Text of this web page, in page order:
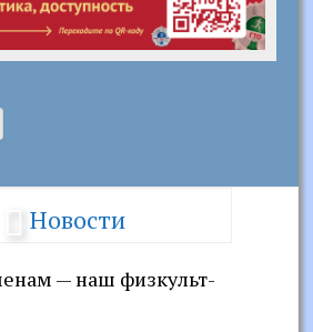
Новости
— наш физкульт-